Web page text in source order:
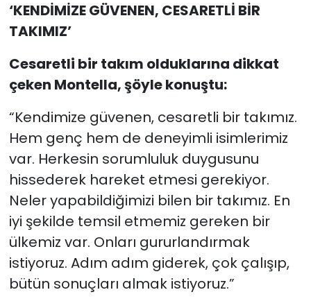
‘KENDİMİZE GÜVENEN, CESARETLİ BİR
TAKIMIZ’
Cesaretli bir takım olduklarına dikkat
çeken Montella, şöyle konuştu:
“Kendimize güvenen, cesaretli bir takımız.
Hem genç hem de deneyimli isimlerimiz
var. Herkesin sorumluluk duygusunu
hissederek hareket etmesi gerekiyor.
Neler yapabildiğimizi bilen bir takımız. En
iyi şekilde temsil etmemiz gereken bir
ülkemiz var. Onları gururlandırmak
istiyoruz. Adım adım giderek, çok çalışıp,
bütün sonuçları almak istiyoruz.”